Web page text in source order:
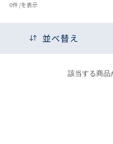
0件 /を表示
並べ替え
該当する商品